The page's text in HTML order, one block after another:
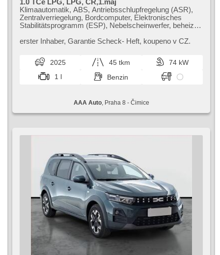
1.0 TCe LPG, LPG, ČR,1.maj
Klimaautomatik, ABS, Antriebsschlupfregelung (ASR),
Zentralverriegelung, Bordcomputer, Elektronisches
Stabilitätsprogramm (ESP), Nebelscheinwerfer, beheizte
Anhängerkupplung, Reifendrucksensor, USB, 6x Airbag,
Handgetriebe
erster Inhaber,​ Garantie Scheck​- Heft,​ koupeno v CZ.
2025 45 tkm
74 kW
1 l
Benzin
AAA Auto, Praha 8 - Čimice